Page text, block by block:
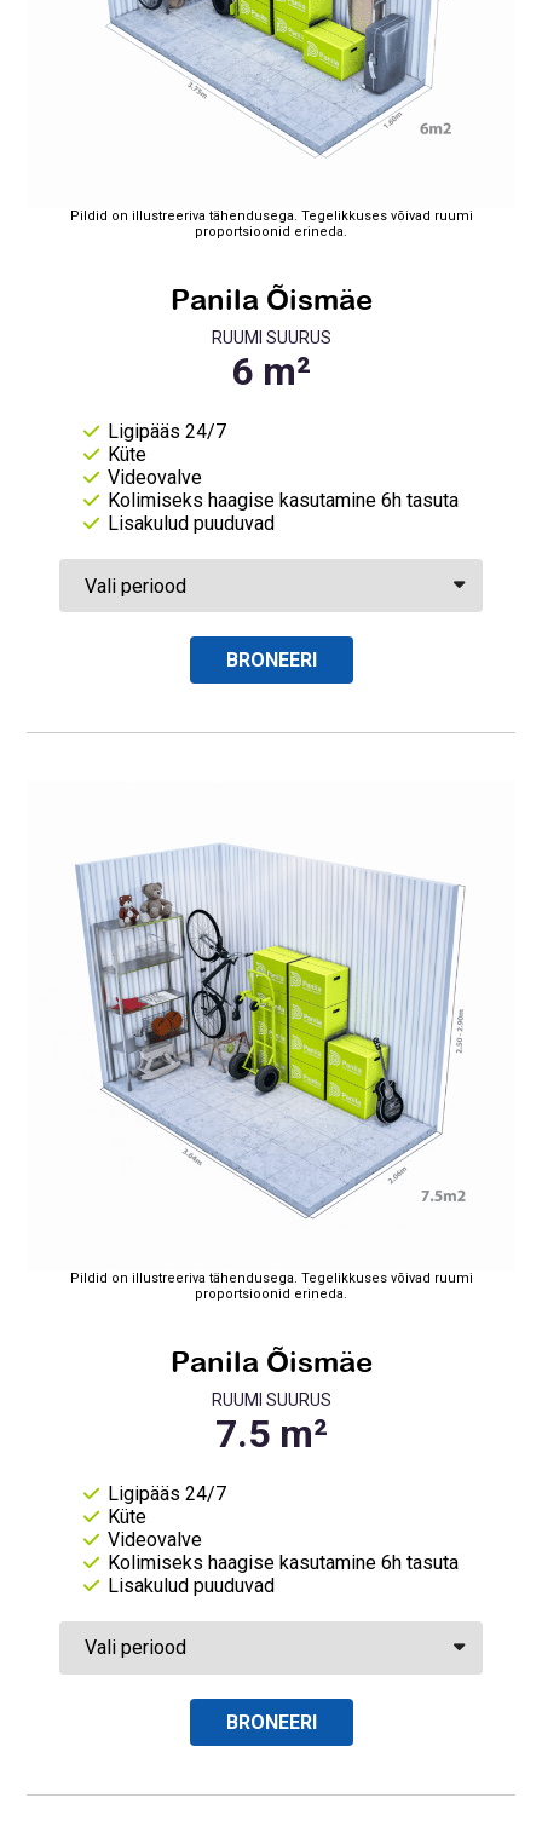
Pildid on illustreeriva tähendusega. Tegelikkuses võivad ruumi
proportsioonid erineda.
Panila Õismäe
RUUMI SUURUS
Ligipääs 24/7
Küte
Videovalve
Kolimiseks haagise kasutamine 6h tasuta
Lisakulud puuduvad
BRONEERI
Pildid on illustreeriva tähendusega. Tegelikkuses võivad ruumi
proportsioonid erineda.
Panila Õismäe
RUUMI SUURUS
Ligipääs 24/7
Küte
Videovalve
Kolimiseks haagise kasutamine 6h tasuta
Lisakulud puuduvad
BRONEERI